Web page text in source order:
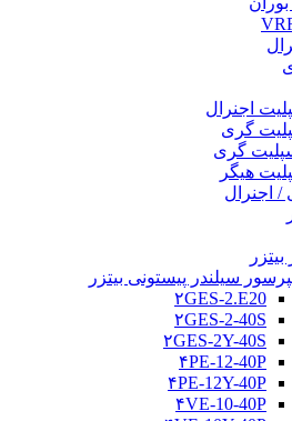
اجنرال
گری
گری
هیگر
اجنرال
سیلندر پیستونی بیتزر
۲GES-2.E20
۲GES-2-40S
۲GES-2Y-40S
۴PE-12-40P
۴PE-12Y-40P
۴VE-10-40P